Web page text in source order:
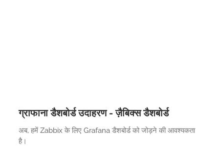
ग्राफाना डैशबोर्ड उदाहरण - ज़ैबिक्स डैशबोर्ड
अब, हमें Zabbix के लिए Grafana डैशबोर्ड को जोड़ने की आवश्यकता
है।